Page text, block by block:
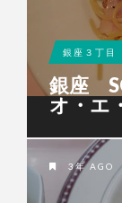
銀座３丁目
銀座
オ・エ
3年 AGO